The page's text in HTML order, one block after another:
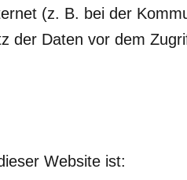
(z. B. bei der
der Daten vor dem
Website ist: